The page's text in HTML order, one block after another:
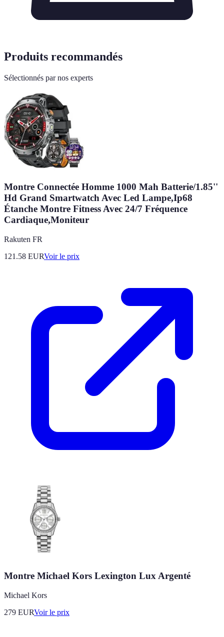
Produits recommandés
Sélectionnés par nos experts
Montre Connectée Homme 1000 Mah Batterie/1.85''
Hd Grand Smartwatch Avec Led Lampe,Ip68
Étanche Montre Fitness Avec 24/7 Fréquence
Cardiaque,Moniteur
Rakuten FR
121.58 EURVoir le prix
Montre Michael Kors Lexington Lux Argenté
Michael Kors
279 EURVoir le prix